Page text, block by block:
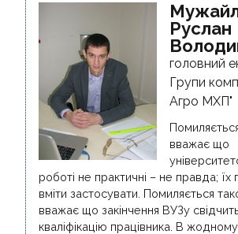
МАГІСТРУ І10
ДОКТОРУ ФІЛОСОФІЇ
НАУКА ТА ІННОВАЦІЇ
СКРИНЬКА ДОВІРИ
Руслан
головний
Групи
Агро МХП"
вважає що
роботі не практичні – не правда;
вміти застосувати. Помиляється
вважає що закінчення ВУЗу
кваліфікацію працівника. В